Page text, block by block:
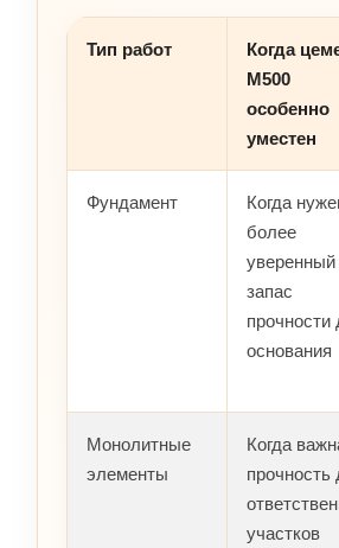
Тип работ
Когда
М500
особенно
уместен
Фундамент
Когда
более
уверенный
запас
прочности
основания
Монолитные
элементы
Когда
прочность
участков